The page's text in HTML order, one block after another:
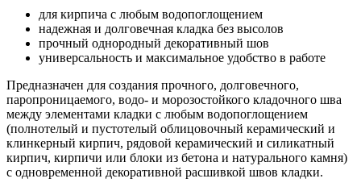
для кирпича с любым водопоглощением
надежная и долговечная кладка без высолов
прочный однородный декоративный шов
универсальность и максимальное удобство в работе
Предназначен для создания прочного, долговечного,
паропроницаемого, водо- и морозостойкого кладочного шва
между элементами кладки с любым водопоглощением
(полнотелый и пустотелый облицовочный керамический и
клинкерный кирпич, рядовой керамический и силикатный
кирпич, кирпичи или блоки из бетона и натурального камня)
с одновременной декоративной расшивкой швов кладки.